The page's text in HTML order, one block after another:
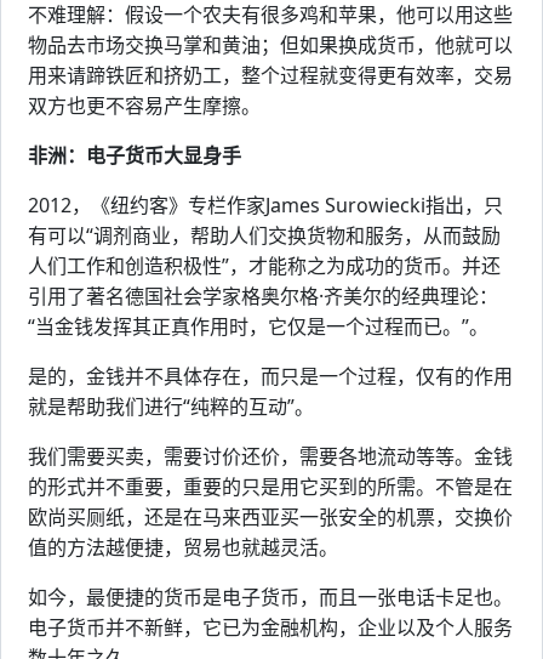
不难理解：假设一个农夫有很多鸡和苹果，他可以用这些
物品去市场交换马掌和黄油；但如果换成货币，他就可以
用来请蹄铁匠和挤奶工，整个过程就变得更有效率，交易
双方也更不容易产生摩擦。
非洲：电子货币大显身手
2012，《纽约客》专栏作家James Surowiecki指出，只
有可以“调剂商业，帮助人们交换货物和服务，从而鼓励
人们工作和创造积极性”，才能称之为成功的货币。并还
引用了著名德国社会学家格奥尔格·齐美尔的经典理论：
“当金钱发挥其正真作用时，它仅是一个过程而已。”。
是的，金钱并不具体存在，而只是一个过程，仅有的作用
就是帮助我们进行“纯粹的互动”。
我们需要买卖，需要讨价还价，需要各地流动等等。金钱
的形式并不重要，重要的只是用它买到的所需。不管是在
欧尚买厕纸，还是在马来西亚买一张安全的机票，交换价
值的方法越便捷，贸易也就越灵活。
如今，最便捷的货币是电子货币，而且一张电话卡足也。
电子货币并不新鲜，它已为金融机构，企业以及个人服务